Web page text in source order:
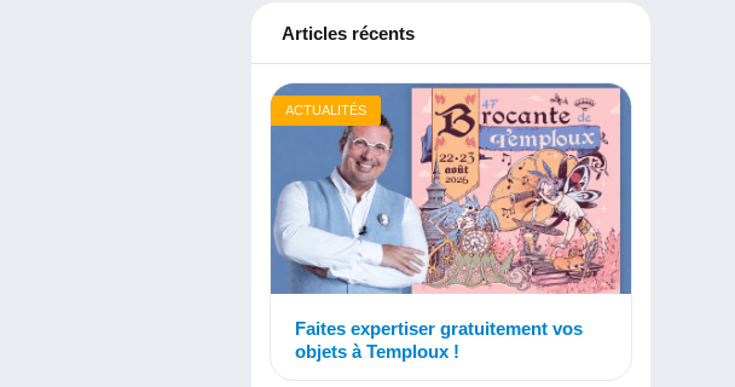
Articles récents
ACTUALITÉS
Faites expertiser gratuitement vos
objets à Temploux !